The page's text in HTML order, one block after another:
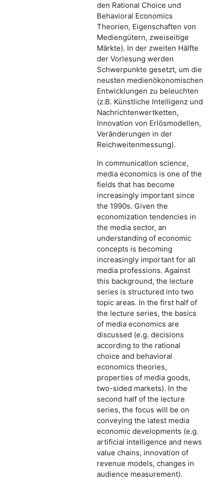
den Rational Choice und
Behavioral Economics
Theorien, Eigenschaften von
Mediengütern, zweiseitige
Märkte). In der zweiten Hälfte
der Vorlesung werden
Schwerpunkte gesetzt, um die
neusten medienökonomischen
Entwicklungen zu beleuchten
(z.B. Künstliche Intelligenz und
Nachrichtenwertketten,
Innovation von Erlösmodellen,
Veränderungen in der
Reichweitenmessung).
In communication science,
media economics is one of the
fields that has become
increasingly important since
the 1990s. Given the
economization tendencies in
the media sector, an
understanding of economic
concepts is becoming
increasingly important for all
media professions. Against
this background, the lecture
series is structured into two
topic areas. In the first half of
the lecture series, the basics
of media economics are
discussed (e.g. decisions
according to the rational
choice and behavioral
economics theories,
properties of media goods,
two-sided markets). In the
second half of the lecture
series, the focus will be on
conveying the latest media
economic developments (e.g.
artificial intelligence and news
value chains, innovation of
revenue models, changes in
audience measurement).